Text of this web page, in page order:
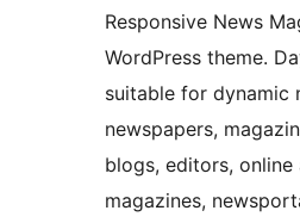
Responsive News
WordPress theme.
suitable for dynamic
newspapers,
blogs, editors, online
magazines,